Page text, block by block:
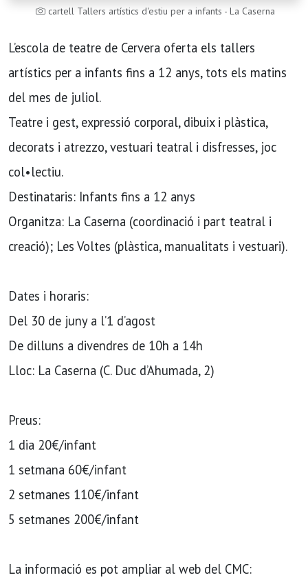
cartell Tallers artístics d'estiu per a infants - La Caserna
L’escola de teatre de Cervera oferta els tallers
artístics per a infants fins a 12 anys, tots els matins
del mes de juliol.
Teatre i gest, expressió corporal, dibuix i plàstica,
decorats i atrezzo, vestuari teatral i disfresses, joc
col•lectiu.
Destinataris: Infants fins a 12 anys
Organitza: La Caserna (coordinació i part teatral i
creació); Les Voltes (plàstica, manualitats i vestuari).
Dates i horaris:
Del 30 de juny a l’1 d’agost
De dilluns a divendres de 10h a 14h
Lloc: La Caserna (C. Duc d’Ahumada, 2)
Preus:
1 dia 20€/infant
1 setmana 60€/infant
2 setmanes 110€/infant
5 setmanes 200€/infant
La informació es pot ampliar al web del CMC: